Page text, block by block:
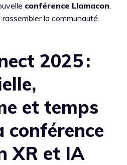
conférence Llamacon,
la communauté
2025 :
et temps
conférence
XR et IA